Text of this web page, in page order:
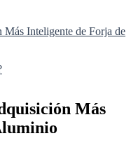
Más Inteligente de Forja de
Más